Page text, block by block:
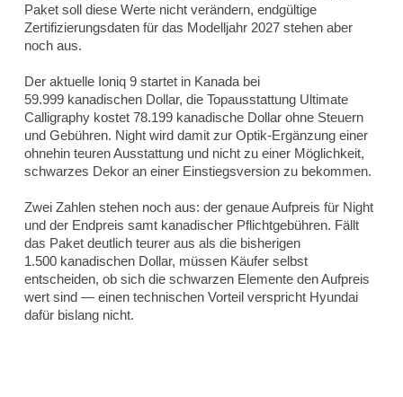
Paket soll diese Werte nicht verändern, endgültige
Zertifizierungsdaten für das Modelljahr 2027 stehen aber
noch aus.
Der aktuelle Ioniq 9 startet in Kanada bei
59.999 kanadischen Dollar, die Topausstattung Ultimate
Calligraphy kostet 78.199 kanadische Dollar ohne Steuern
und Gebühren. Night wird damit zur Optik-Ergänzung einer
ohnehin teuren Ausstattung und nicht zu einer Möglichkeit,
schwarzes Dekor an einer Einstiegsversion zu bekommen.
Zwei Zahlen stehen noch aus: der genaue Aufpreis für Night
und der Endpreis samt kanadischer Pflichtgebühren. Fällt
das Paket deutlich teurer aus als die bisherigen
1.500 kanadischen Dollar, müssen Käufer selbst
entscheiden, ob sich die schwarzen Elemente den Aufpreis
wert sind — einen technischen Vorteil verspricht Hyundai
dafür bislang nicht.